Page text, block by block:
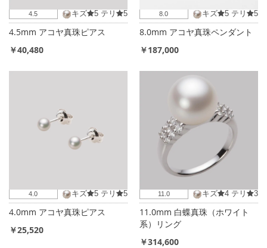
4.5 キズ 5 テリ 5
4.5mm アコヤ真珠ピアス
￥40,480
8.0 キズ 5 テリ 5
8.0mm アコヤ真珠ペンダント
￥187,000
4.0 キズ 5 テリ 5
4.0mm アコヤ真珠ピアス
￥25,520
11.0 キズ 4 テリ 3
11.0mm 白蝶真珠（ホワイト
系）リング
￥314,600